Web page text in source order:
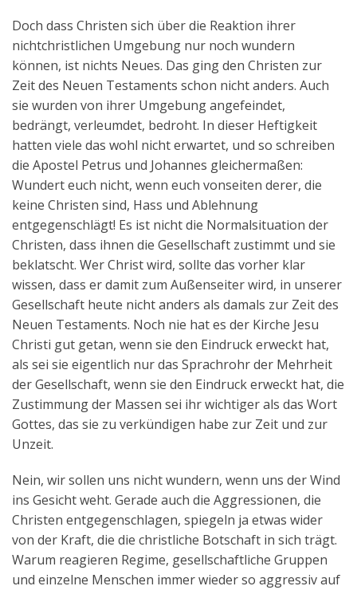
Doch dass Christen sich über die Reaktion ihrer
nichtchristlichen Umgebung nur noch wundern
können, ist nichts Neues. Das ging den Christen zur
Zeit des Neuen Testaments schon nicht anders. Auch
sie wurden von ihrer Umgebung angefeindet,
bedrängt, verleumdet, bedroht. In dieser Heftigkeit
hatten viele das wohl nicht erwartet, und so schreiben
die Apostel Petrus und Johannes gleichermaßen:
Wundert euch nicht, wenn euch vonseiten derer, die
keine Christen sind, Hass und Ablehnung
entgegenschlägt! Es ist nicht die Normalsituation der
Christen, dass ihnen die Gesellschaft zustimmt und sie
beklatscht. Wer Christ wird, sollte das vorher klar
wissen, dass er damit zum Außenseiter wird, in unserer
Gesellschaft heute nicht anders als damals zur Zeit des
Neuen Testaments. Noch nie hat es der Kirche Jesu
Christi gut getan, wenn sie den Eindruck erweckt hat,
als sei sie eigentlich nur das Sprachrohr der Mehrheit
der Gesellschaft, wenn sie den Eindruck erweckt hat, die
Zustimmung der Massen sei ihr wichtiger als das Wort
Gottes, das sie zu verkündigen habe zur Zeit und zur
Unzeit.
Nein, wir sollen uns nicht wundern, wenn uns der Wind
ins Gesicht weht. Gerade auch die Aggressionen, die
Christen entgegenschlagen, spiegeln ja etwas wider
von der Kraft, die die christliche Botschaft in sich trägt.
Warum reagieren Regime, gesellschaftliche Gruppen
und einzelne Menschen immer wieder so aggressiv auf